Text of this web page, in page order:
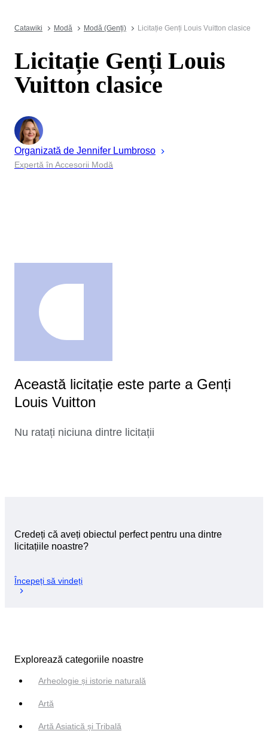
Catawiki Modă Modă (Genți) Licitație Genți Louis Vuitton clasice
Licitație Genți Louis
Vuitton clasice
Organizată de Jennifer Lumbroso
Expertă în Accesorii Modă
Această licitație este parte a Genți
Louis Vuitton
Nu ratați niciuna dintre licitații
Credeți că aveți obiectul perfect pentru una dintre
licitațiile noastre?
Începeți să vindeți
Explorează categoriile noastre
Arheologie și istorie naturală
Artă
Artă Asiatică și Tribală